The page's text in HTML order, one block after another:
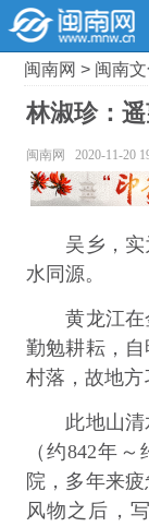
闽南网 > 闽南
林淑珍：
闽南网 2020-11-20
吴乡，实为
水同源。
黄龙江在金
勤勉耕耘，
村落，故地方
此地山清水
（约842年
院，多年来
风物之后，